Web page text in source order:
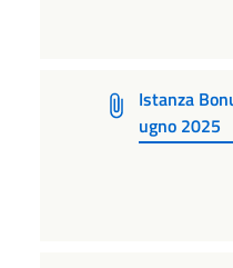
Istanza
ugno 2025